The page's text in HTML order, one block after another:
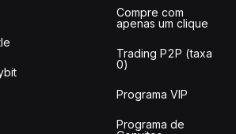
Compre com
apenas um clique
Trading P2P (taxa
0)
Programa VIP
Programa de